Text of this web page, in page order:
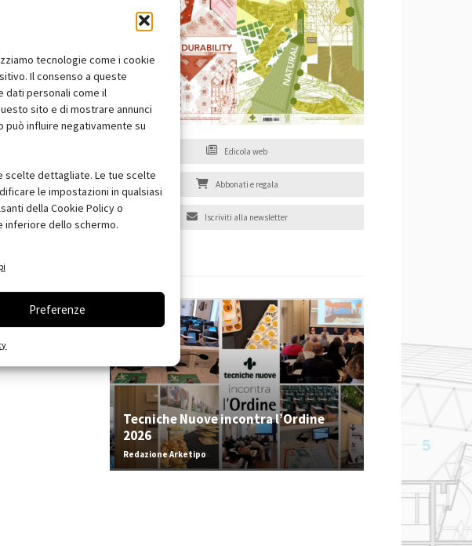
tecnologie come i cookie
Il consenso a queste
dati personali come il
sito e di mostrare annunci
può influire negativamente su
scelte dettagliate. Le tue scelte
le impostazioni in qualsiasi
della Cookie Policy o
inferiore dello schermo.
Preferenze
Edicola web
Abbonati e regala
Iscriviti alla newsletter
Tecniche Nuove incontra l’Ordine
2026
Redazione Arketipo